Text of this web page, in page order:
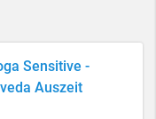
Sensitive -
Auszeit